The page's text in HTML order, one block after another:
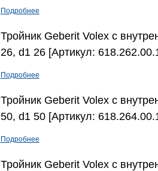
Подробнее
Тройник Geberit Volex с
26, d1 26 [Артикул:
Подробнее
Тройник Geberit Volex с
50, d1 50 [Артикул:
Подробнее
Тройник Geberit Volex с